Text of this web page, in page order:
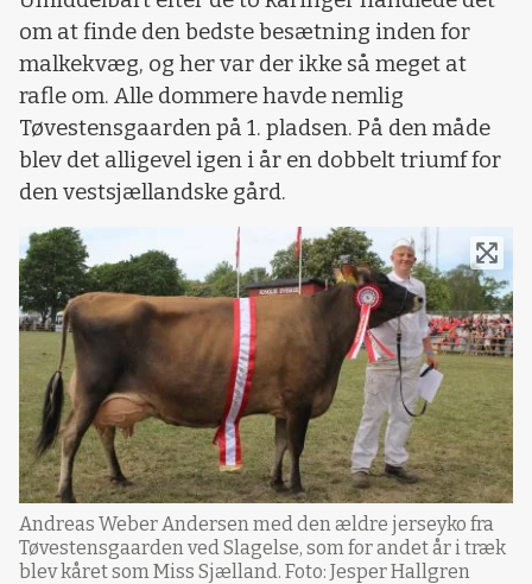
om at finde den bedste besætning inden for
malkekvæg, og her var der ikke så meget at
rafle om. Alle dommere havde nemlig
Tøvestensgaarden på 1. pladsen. På den måde
blev det alligevel igen i år en dobbelt triumf for
den vestsjællandske gård.
Andreas Weber Andersen med den ældre jerseyko fra
Tøvestensgaarden ved Slagelse, som for andet år i træk
blev kåret som Miss Sjælland. Foto: Jesper Hallgren